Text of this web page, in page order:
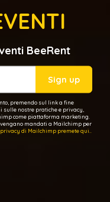
BeeRent
Sign up
premendo sul link a fine
nostre pratiche e privacy,
come piattaforma marketing.
mandati a Mailchimp per
di Mailchimp premete qui..